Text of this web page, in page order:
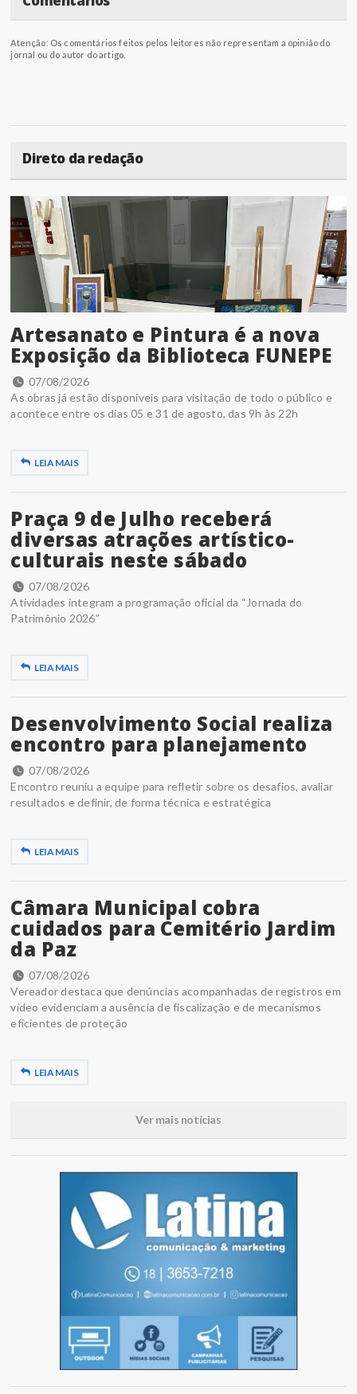
Atenção: Os comentários feitos pelos leitores não representam a opinião do
jornal ou do autor do artigo.
Direto da redação
Artesanato e Pintura é a nova
Exposição da Biblioteca FUNEPE
07/08/2026
As obras já estão disponíveis para visitação de todo o público e
acontece entre os dias 05 e 31 de agosto, das 9h às 22h
LEIA MAIS
Praça 9 de Julho receberá
diversas atrações artístico-
culturais neste sábado
07/08/2026
Atividades integram a programação oficial da “Jornada do
Patrimônio 2026”
LEIA MAIS
Desenvolvimento Social realiza
encontro para planejamento
07/08/2026
Encontro reuniu a equipe para refletir sobre os desafios, avaliar
resultados e definir, de forma técnica e estratégica
LEIA MAIS
Câmara Municipal cobra
cuidados para Cemitério Jardim
da Paz
07/08/2026
Vereador destaca que denúncias acompanhadas de registros em
vídeo evidenciam a ausência de fiscalização e de mecanismos
eficientes de proteção
LEIA MAIS
Ver mais notícias